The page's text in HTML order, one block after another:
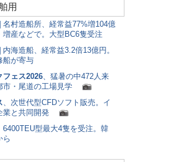
用
名村造船所、経常益77%増104億
増産などで。大型BC6隻受注
内海造船、経常益3.2倍13億円。
船が寄与
フェス2026、猛暑の中472人来
市・尾道の工場見学
、次世代型CFDソフト販売。イ
業と共同開発
6400TEU型最大4隻を受注。韓
ら